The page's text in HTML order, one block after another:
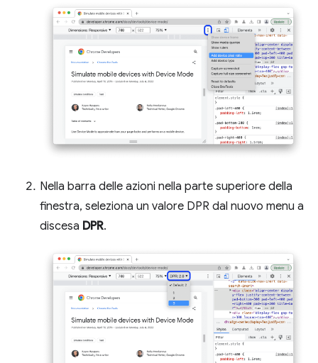
Nella barra delle azioni nella parte superiore della
finestra, seleziona un valore DPR dal nuovo menu a
discesa DPR.